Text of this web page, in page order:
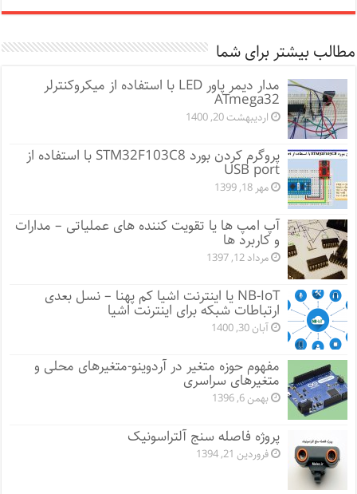
مطالب بیشتر برای شما
مدار دیمر پاور LED با استفاده از میکروکنترلر
ATmega32
اردیبهشت 20, 1400
پروگرم کردن بورد STM32F103C8 با استفاده از
USB port
مهر 18, 1399
آپ امپ ها یا تقویت کننده های عملیاتی – مدارات
و کاربرد ها
مرداد 12, 1397
NB-IoT یا اینترنت اشیا کم پهنا – نسل بعدی
ارتباطات شبکه برای اینترنت اشیا
آبان 30, 1400
مفهوم حوزه متغیر در آردوینو-متغیرهای محلی و
متغیرهای سراسری
بهمن 6, 1396
پروژه فاصله سنج آلتراسونیک
فروردین 21, 1394